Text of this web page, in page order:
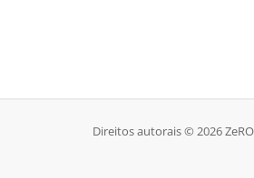
Direitos autorais © 2026